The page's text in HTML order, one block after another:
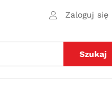
Zaloguj się
Szukaj